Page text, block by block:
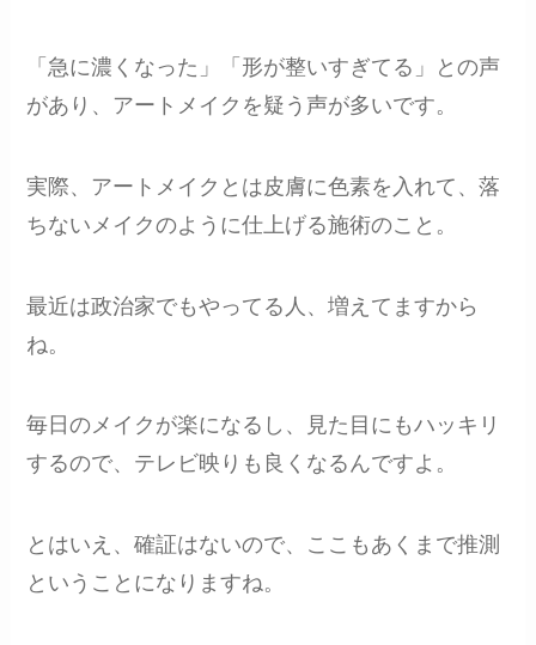
「急に濃くなった」「形が整いすぎてる」との声
があり、アートメイクを疑う声が多いです。
実際、アートメイクとは皮膚に色素を入れて、落
ちないメイクのように仕上げる施術のこと。
最近は政治家でもやってる人、増えてますから
ね。
毎日のメイクが楽になるし、見た目にもハッキリ
するので、テレビ映りも良くなるんですよ。
とはいえ、確証はないので、ここもあくまで推測
ということになりますね。